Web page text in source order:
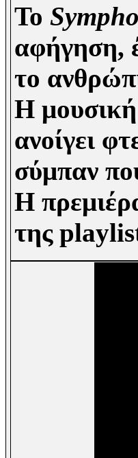
Το
αφήγηση,
το
Η μουσική
ανοίγει
σύμπαν
Η
της